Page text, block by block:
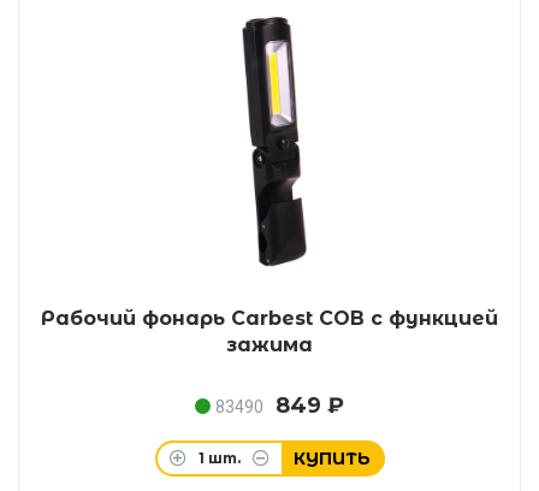
Рабочий фонарь Carbest COB с функцией
зажима
83490 849 ₽
1 шт. КУПИТЬ